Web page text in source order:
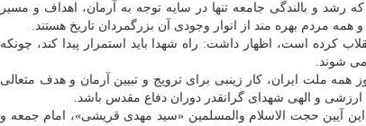
رشد و بالندگی جامعه تنها در سایه توجه به آرمان، اهداف و مسیر
مردم بهره مند از انوار وجودی آن بزرگمردان تاریخ هستند.
12 هزار شهید تقدیم اسلام و انقلاب کرده است، اظهار داشت: راه شهدا باید استمرار پیدا کند، چونکه
شوند.
ملت ایران، کار زینبی برای ترویج و تبیین آرمان و هدف متعالی
ارزشی و الهی شهدای گرانقدر دوران دفاع مقدس باشد.
آیین حجت الاسلام والمسلمین «سید مهدی قریشی»، امام جمعه و